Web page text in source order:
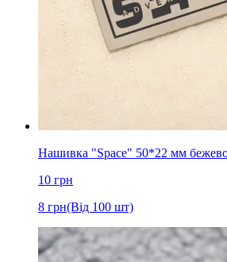
Нашивка "Space" 50*22 мм
10 грн
8 грн(Від 100 шт)